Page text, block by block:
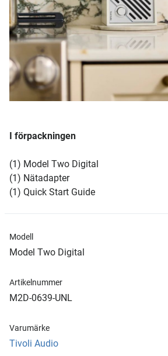
I förpackningen
(1) Model Two Digital
(1) Nätadapter
(1) Quick Start Guide
Modell
Model Two Digital
Artikelnummer
M2D-0639-UNL
Varumärke
Tivoli Audio